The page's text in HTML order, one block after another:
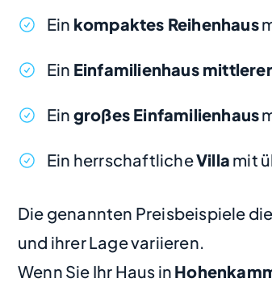
Ein kompaktes Reihenhaus
Ein Einfamilienhaus
Ein großes Einfamilienhaus
Ein herrschaftlicheVilla mit
Die genannten Preisbeispiele
und ihrer Lage variieren.
Wenn Sie Ihr Haus in